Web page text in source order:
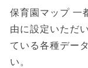
保育園マップ 一
由に設定いただ
ている各種デー
い。